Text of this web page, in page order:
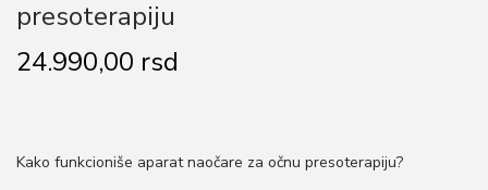
presoterapiju
24.990,00 rsd
Kako funkcioniše aparat naočare za očnu presoterapiju?